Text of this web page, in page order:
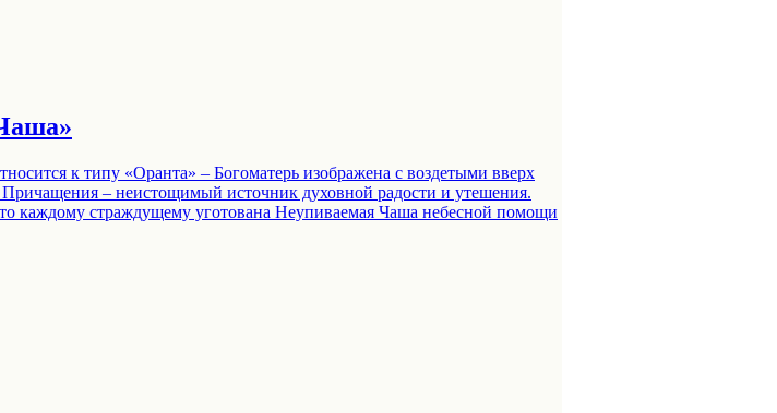
к типу «Оранта» – Богоматерь изображена с воздетыми вверх
– неистощимый источник духовной радости и утешения.
каждому страждущему уготована Неупиваемая Чаша небесной помощи